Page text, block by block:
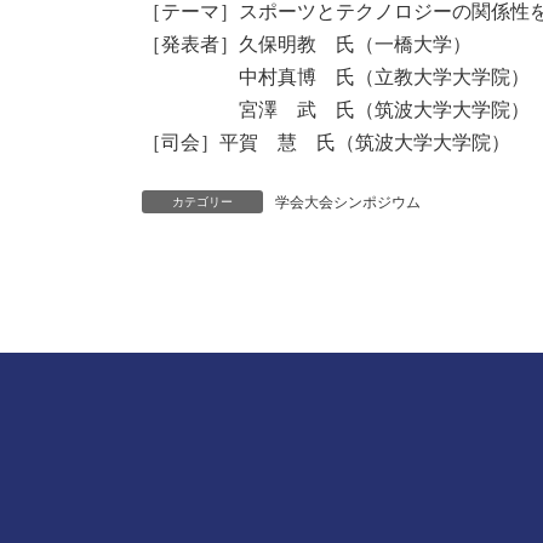
［テーマ］スポーツとテクノロジーの関係性
［発表者］久保明教 氏（一橋大学）
中村真博 氏（立教大学大学院）
宮澤 武 氏（筑波大学大学院）
［司会］平賀 慧 氏（筑波大学大学院）
カテゴリー 学会大会シンポジウム